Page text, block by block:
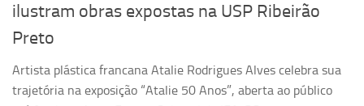
Ciência Por Elas
Pint of Science
União Pró-Vacina
USP Analisa
ilustram obras expostas na USP Ribeirão
Preto
Artista plástica francana Atalie Rodrigues Alves celebra sua
trajetória na exposição “Atalie 50 Anos”, aberta ao público